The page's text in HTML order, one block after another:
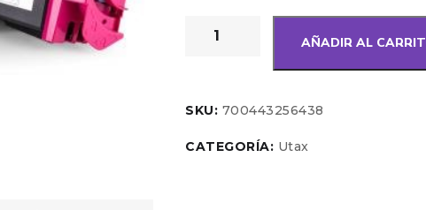
AÑADIR AL
SKU: 700443256438
CATEGORÍA: Utax